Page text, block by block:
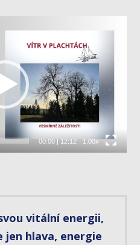
00:00| 12:12 1.00x
vitální energii,
jen hlava, energie